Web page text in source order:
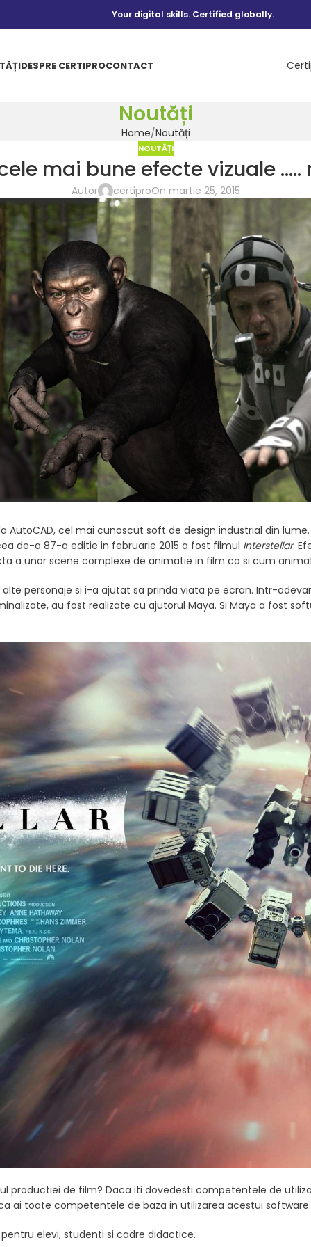
Your digital skills. Certified globally.
DESPRE CERTIPROCONTACT
Noutăți
Home Noutăți
NOUTĂȚI
mai bune efecte vizuale
Autor certiproOn martie 25, 2015
cel mai cunoscut soft de design industrial din
de-a 87-a editie in februarie 2015 a fost filmul Interstellar.
a unor scene complexe de animatie in film ca si cum
personaje si i-a ajutat sa prinda viata pe ecran. Intr-
au fost realizate cu ajutorul Maya. Si Maya a fost
productiei de film? Daca iti dovedesti competentele de
ai toate competentele de baza in utilizarea acestui
elevi, studenti si cadre didactice.